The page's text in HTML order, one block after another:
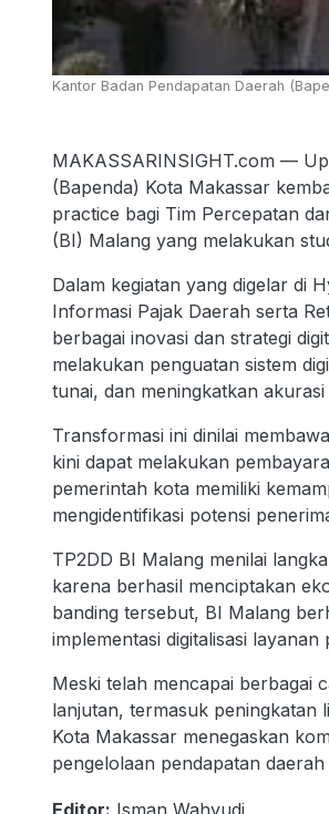
Kantor Badan Pendapatan Daerah
MAKASSARINSIGHT.com —
(Bapenda) Kota Makassar
practice bagi Tim Percepatan
(BI) Malang yang melakukan
Dalam kegiatan yang digelar di
Informasi Pajak Daerah serta
berbagai inovasi dan strategi
melakukan penguatan sistem
tunai, dan meningkatkan
Transformasi ini dinilai
kini dapat melakukan
pemerintah kota memiliki
mengidentifikasi potensi
TP2DD BI Malang menilai
karena berhasil menciptakan
banding tersebut, BI Malang
implementasi digitalisasi
Meski telah mencapai berbagai
lanjutan, termasuk peningkatan
Kota Makassar menegaskan
pengelolaan pendapatan